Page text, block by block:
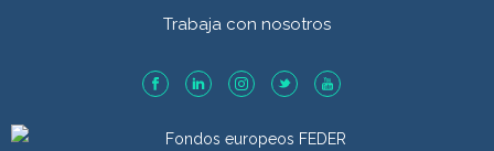
Trabaja con nosotros